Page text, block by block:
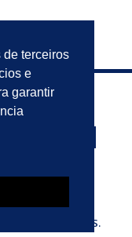
terceiros
e
garantir
RESERVADOS.